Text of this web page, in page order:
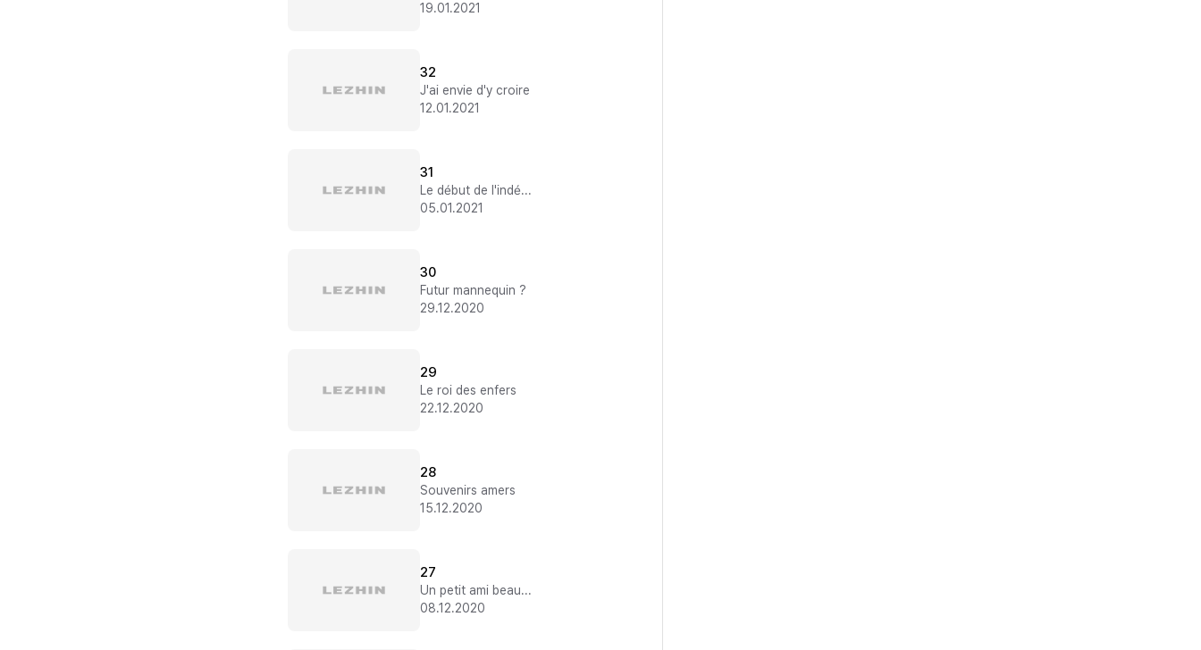
19.01.2021
32
J'ai envie d'y croire
12.01.2021
31
Le début de l'indépendance
05.01.2021
30
Futur mannequin ?
29.12.2020
29
Le roi des enfers
22.12.2020
28
Souvenirs amers
15.12.2020
27
Un petit ami beaucoup trop sexy !
08.12.2020